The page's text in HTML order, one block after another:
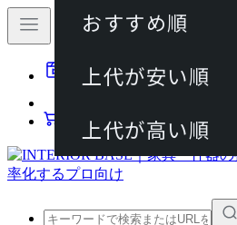
動画マニュアル
カート
おすすめ順
上代が安い順
上代が高い順